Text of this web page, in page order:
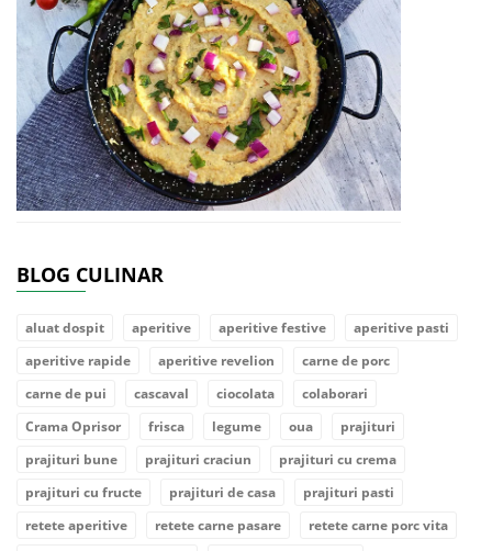
BLOG CULINAR
aluat dospit aperitive aperitive festive
aperitive pasti
aperitive rapide
aperitive revelion
carne de porc
carne de pui
cascaval ciocolata
colaborari
Crama Oprisor
frisca legume oua
prajituri
prajituri bune
prajituri craciun
prajituri cu crema
prajituri cu fructe
prajituri de casa
prajituri pasti
retete aperitive
retete carne pasare
retete carne porc vita